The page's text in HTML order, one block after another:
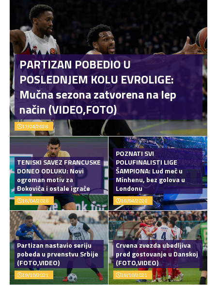
PARTIZAN POBEDIO U
POSLEDNJEM KOLU EVROLIGE:
Mučna sezona zatvorena na lep
način (VIDEO,FOTO)
17/04/2026
TENISKI SAVEZ FRANCUSKE
DONEO ODLUKU: Novi
ogroman motiv za
Đokovića i ostale igrače
16/04/2026
POZNATI SVI
POLUFINALISTI LIGE
ŠAMPIONA: Lud meč u
Minhenu, bez golova u
Londonu
16/04/2026
Partizan nastavio seriju
pobeda u prvenstvu Srbije
(FOTO,VIDEO)
19/10/2021
Crvena zvezda ubedljiva
pred gostovanje u Danskoj
(FOTO,VIDEO)
19/10/2021